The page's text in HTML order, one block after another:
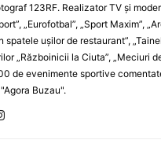
123RF. Realizator TV şi
„Eurofotbal”, „Sport Maxim”,
spatele uşilor de restaurant”,
„Războinicii la Ciuta”, „Meciuri
de evenimente sportive
Buzau".